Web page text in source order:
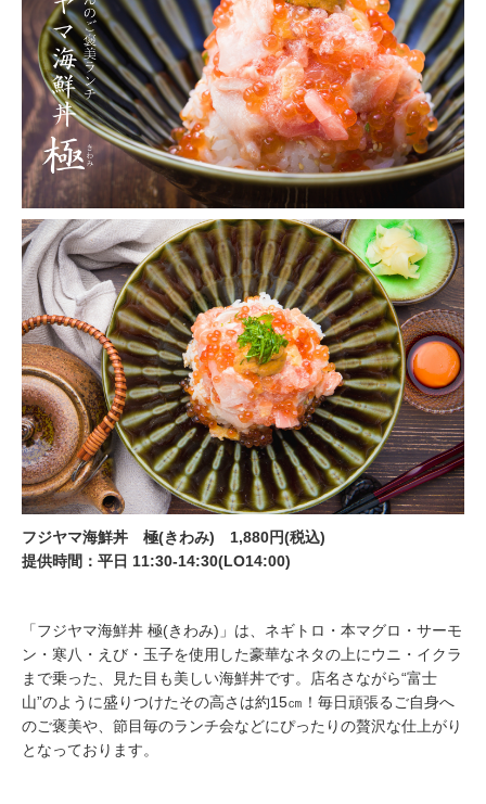
フジヤマ海鮮丼 極(きわみ) 1,880円(税込)
提供時間：平日 11:30-14:30(LO14:00)
「フジヤマ海鮮丼 極(きわみ)」は、ネギトロ・本マグロ・サーモ
ン・寒八・えび・玉子を使用した豪華なネタの上にウニ・イクラ
まで乗った、見た目も美しい海鮮丼です。店名さながら“富士
山”のように盛りつけたその高さは約15㎝！毎日頑張るご自身へ
のご褒美や、節目毎のランチ会などにぴったりの贅沢な仕上がり
となっております。